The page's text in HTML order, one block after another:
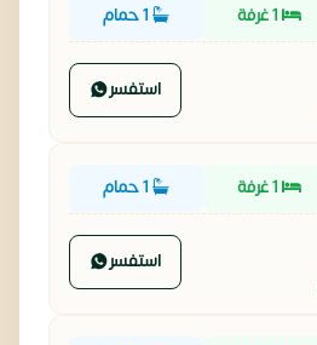
1 غرفة
استفسر
1 غرفة
استفسر